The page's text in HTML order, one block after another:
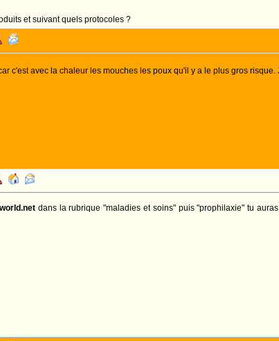
et suivant quels protocoles ?
c'est avec la chaleur les mouches les poux qu'il y a le plus gros
dans la rubrique "maladies et soins" puis "prophilaxie" tu